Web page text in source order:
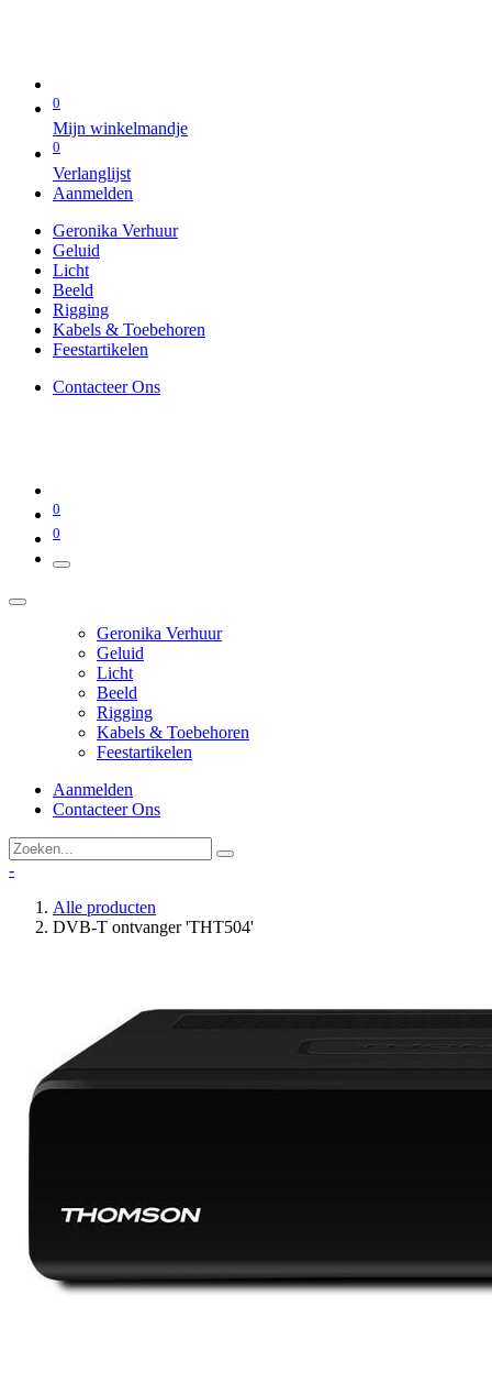
0
Mijn winkelmandje
0
Verlanglijst
Aanmelden
Geronika Verhuur
Geluid
Licht
Beeld
Rigging
Kabels & Toebehoren
Feestartikelen
Contacteer Ons
0
0
Geronika Verhuur
Geluid
Licht
Beeld
Rigging
Kabels & Toebehoren
Feestartikelen
Aanmelden
Contacteer Ons
-
Alle producten
DVB-T ontvanger 'THT504'